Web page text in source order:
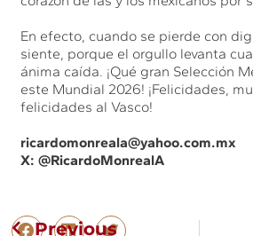
En efecto, cuando se pierde con
siente, porque el orgullo levanta
ánima caída. ¡Qué gran Selección
este Mundial 2026! ¡Felicidades,
felicidades al Vasco!
ricardomonreala@yahoo.com.mx
X: @RicardoMonrealA
Previous